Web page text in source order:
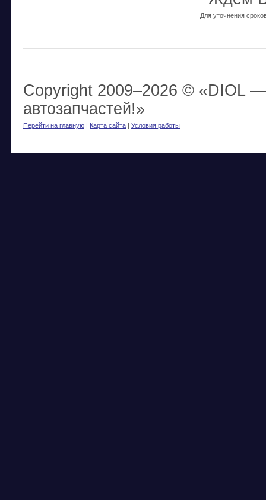
Для уточнения
Copyright 2009–2026 © «DIOL
автозапчастей!»
Перейти на главную | Карта сайта | Условия работы